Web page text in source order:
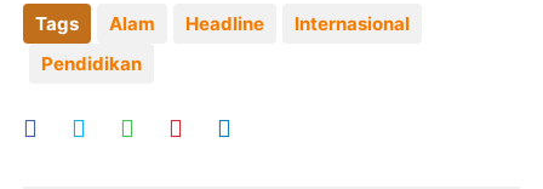
Tags Alam Headline
Internasional
Pendidikan